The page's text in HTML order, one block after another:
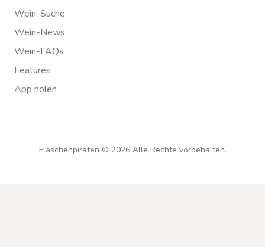
Wein-Suche
Wein-News
Wein-FAQs
Features
App holen
Flaschenpiraten © 2026Alle Rechte vorbehalten.